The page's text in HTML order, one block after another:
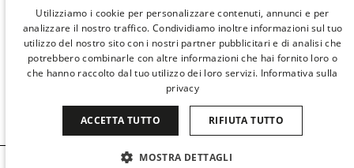
SPANISH
ENGLISH
GERMAN
FRENCH
Utilizziamo i cookie per personalizzare contenuti, annunci e per
analizzare il nostro traffico. Condividiamo inoltre informazioni sul tuo
utilizzo del nostro sito con i nostri partner pubblicitari e di analisi che
potrebbero combinarle con altre informazioni che hai fornito loro o
che hanno raccolto dal tuo utilizzo dei loro servizi. Informativa sulla
privacy
ACCETTA TUTTO RIFIUTA TUTTO
MOSTRA DETTAGLI